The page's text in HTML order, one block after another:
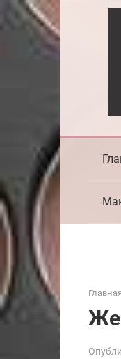
Перейти
к
контенту
Главная